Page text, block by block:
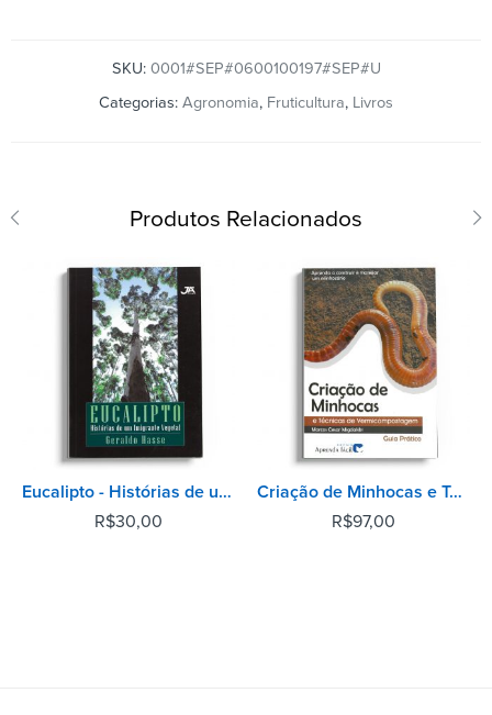
SKU: 0001#SEP#0600100197#SEP#U
Categorias: Agronomia, Fruticultura, Livros
Produtos Relacionados
Eucalipto - Histórias de um Imigrante Vegetal
R$30,00
Criação de Minhocas e Técnicas de Vermicompostagem - 2° Edição
R$97,00